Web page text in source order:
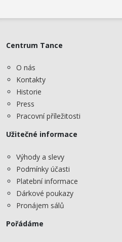
Centrum Tance
O nás
Kontakty
Historie
Press
Pracovní příležitosti
Užitečné informace
Výhody a slevy
Podmínky účasti
Platební informace
Dárkové poukazy
Pronájem sálů
Pořádáme